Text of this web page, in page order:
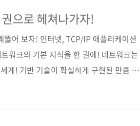
일페이지 456쪽시리즈 (없음)판 형
으로 헤쳐나가자!
어 보자! 인터넷, TCP/IP 애플리케이션
워크의 기본 지식을 한 권에! 네트워크는
계! 기반 기술이 확실하게 구현된 만큼 진
조합이거나 파생인 경우가 대부분입니